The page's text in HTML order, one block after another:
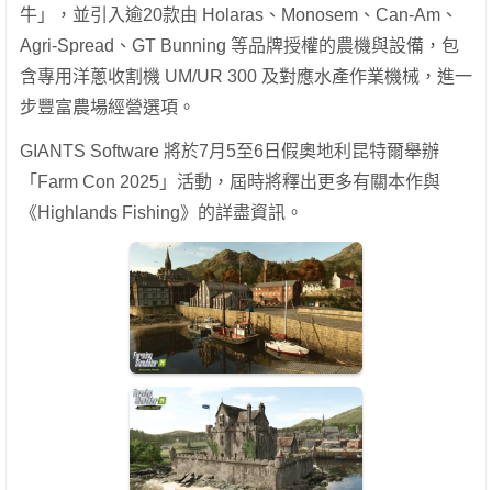
牛」，並引入逾20款由 Holaras、Monosem、Can-Am、
Agri-Spread、GT Bunning 等品牌授權的農機與設備，包
含專用洋蔥收割機 UM/UR 300 及對應水產作業機械，進一
步豐富農場經營選項。
GIANTS Software 將於7月5至6日假奧地利昆特爾舉辦
「Farm Con 2025」活動，屆時將釋出更多有關本作與
《Highlands Fishing》的詳盡資訊。